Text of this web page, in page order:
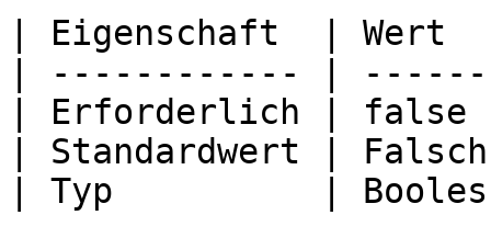
| Eigenschaft  |
| ------------ |
| Erforderlich |
| Standardwert |
| Typ          |